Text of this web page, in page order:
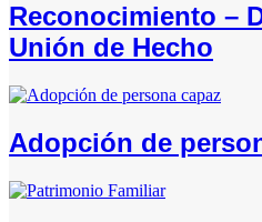
Reconocimiento –
Unión de Hecho
Adopción de